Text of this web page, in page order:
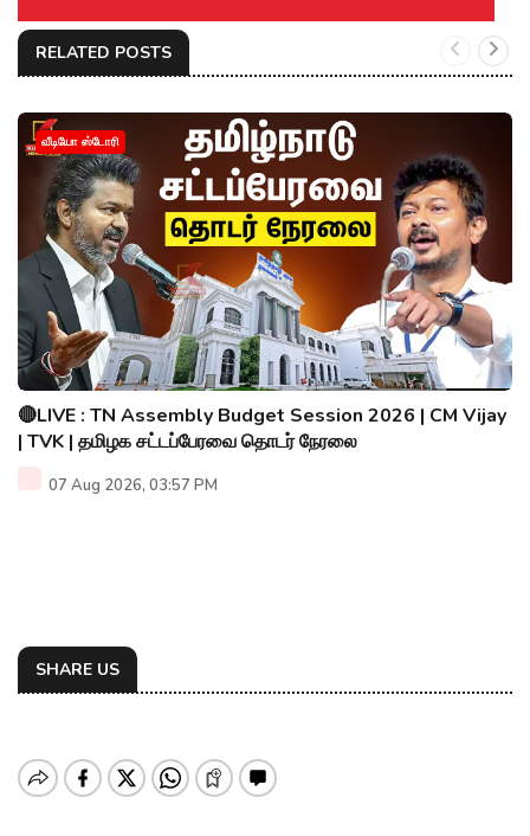
RELATED POSTS
வீடியோ ஸ்டோரி
🔴LIVE : TN Assembly Budget Session 2026 | CM Vijay
| TVK | தமிழக சட்டப்பேரவை தொடர் நேரலை
07 Aug 2026, 03:57 PM
SHARE US